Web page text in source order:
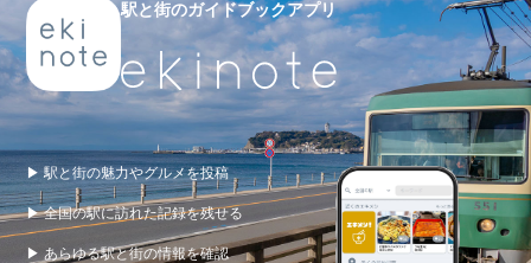
駅と街のガイドブックアプリ
▶ 駅と街の魅力やグルメを投稿
▶ 全国の駅に訪れた記録を残せる
▶ あらゆる駅と街の情報を確認